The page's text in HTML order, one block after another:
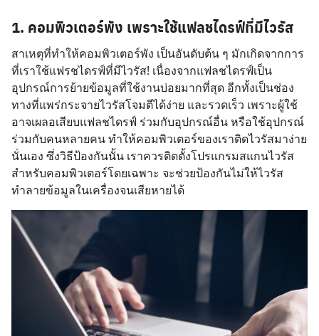
1. คอมพิวเตอร์พัง เพราะใช้แฟลชไดรฟ์ที่มีไวรัส
สาเหตุที่ทำให้คอมพิวเตอร์พัง เป็นอันดับต้น ๆ มักเกิดจากการ
ที่เราใช้แฟรชไดรฟ์ที่มีไวรัส! เนื่องจากแฟลชไดรฟ์เป็น
อุปกรณ์การย้ายข้อมูลที่ใช้งานบ่อยมากที่สุด อีกทั้งเป็นช่อง
ทางที่แพร่กระจายไวรัสโจมตีได้ง่าย และรวดเร็ว เพราะผู้ใช้
อาจเผลอเสียบแฟลชไดรฟ์ ร่วมกับอุปกรณ์อื่น หรือใช้อุปกรณ์
ร่วมกับคนหลายคน ทำให้คอมพิวเตอร์ของเราติดไวรัสมาง่าย
นั่นเอง ซึ่งวิธีป้องกันนั้น เราควรติดตั้งโปรแกรมสแกนไวรัส
สำหรับคอมพิวเตอร์โดยเฉพาะ จะช่วยป้องกันไม่ให้ไวรัส
ทำลายข้อมูลในเครื่องจนเสียหายได้